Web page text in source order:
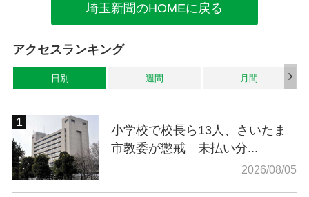
埼玉新聞のHOMEに戻る
アクセスランキング
日別 週間 月間
小学校で校長ら13人、さいたま
市教委が懲戒 未払い分...
2026/08/05